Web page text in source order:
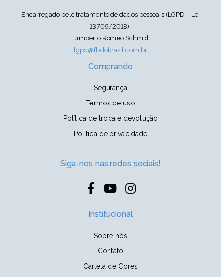
Encarregado pelo tratamento de dados pessoais (LGPD – Lei
13709/2018):
Humberto Romeo Schmidt
lgpd@fbdobrasil.com.br
Comprando
Segurança
Termos de uso
Política de troca e devolução
Política de privacidade
Siga-nos nas redes sociais!
Institucional
Sobre nós
Contato
Cartela de Cores